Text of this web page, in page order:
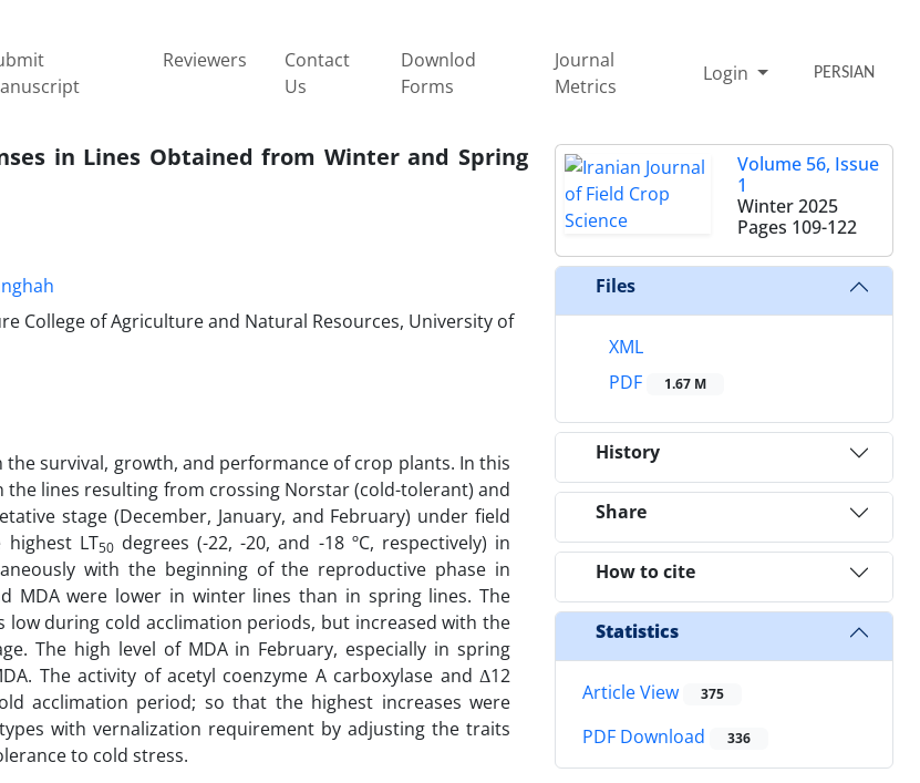
Reviewers
Contact
Us
Downlod
Forms
Journal
Metrics
Login PERSIAN
in Lines Obtained from Winter and Spring
College of Agriculture and Natural Resources, University of
survival, growth, and performance of crop plants. In this
lines resulting from crossing Norstar (cold-tolerant) and
stage (December, January, and February) under field
LT50degrees (-22, -20, and -18 ºC, respectively) in
with the beginning of the reproductive phase in
MDA were lower in winter lines than in spring lines. The
low during cold acclimation periods, but increased with the
The high level of MDA in February, especially in spring
The activity of acetyl coenzyme A carboxylase and Δ12
acclimation period; so that the highest increases were
with vernalization requirement by adjusting the traits
to cold stress.
Volume 56, Issue
1
Winter 2025
Pages 109-122
Files
XML
PDF
1.67 M
History
Share
How to cite
Statistics
Article View 375
PDF Download 336